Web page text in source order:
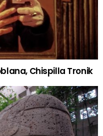
Chispilla Tronik